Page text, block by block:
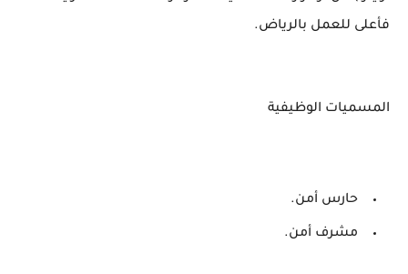
فأعلى للعمل بالرياض.
المسميات الوظيفية
حارس أمن.
مشرف أمن.